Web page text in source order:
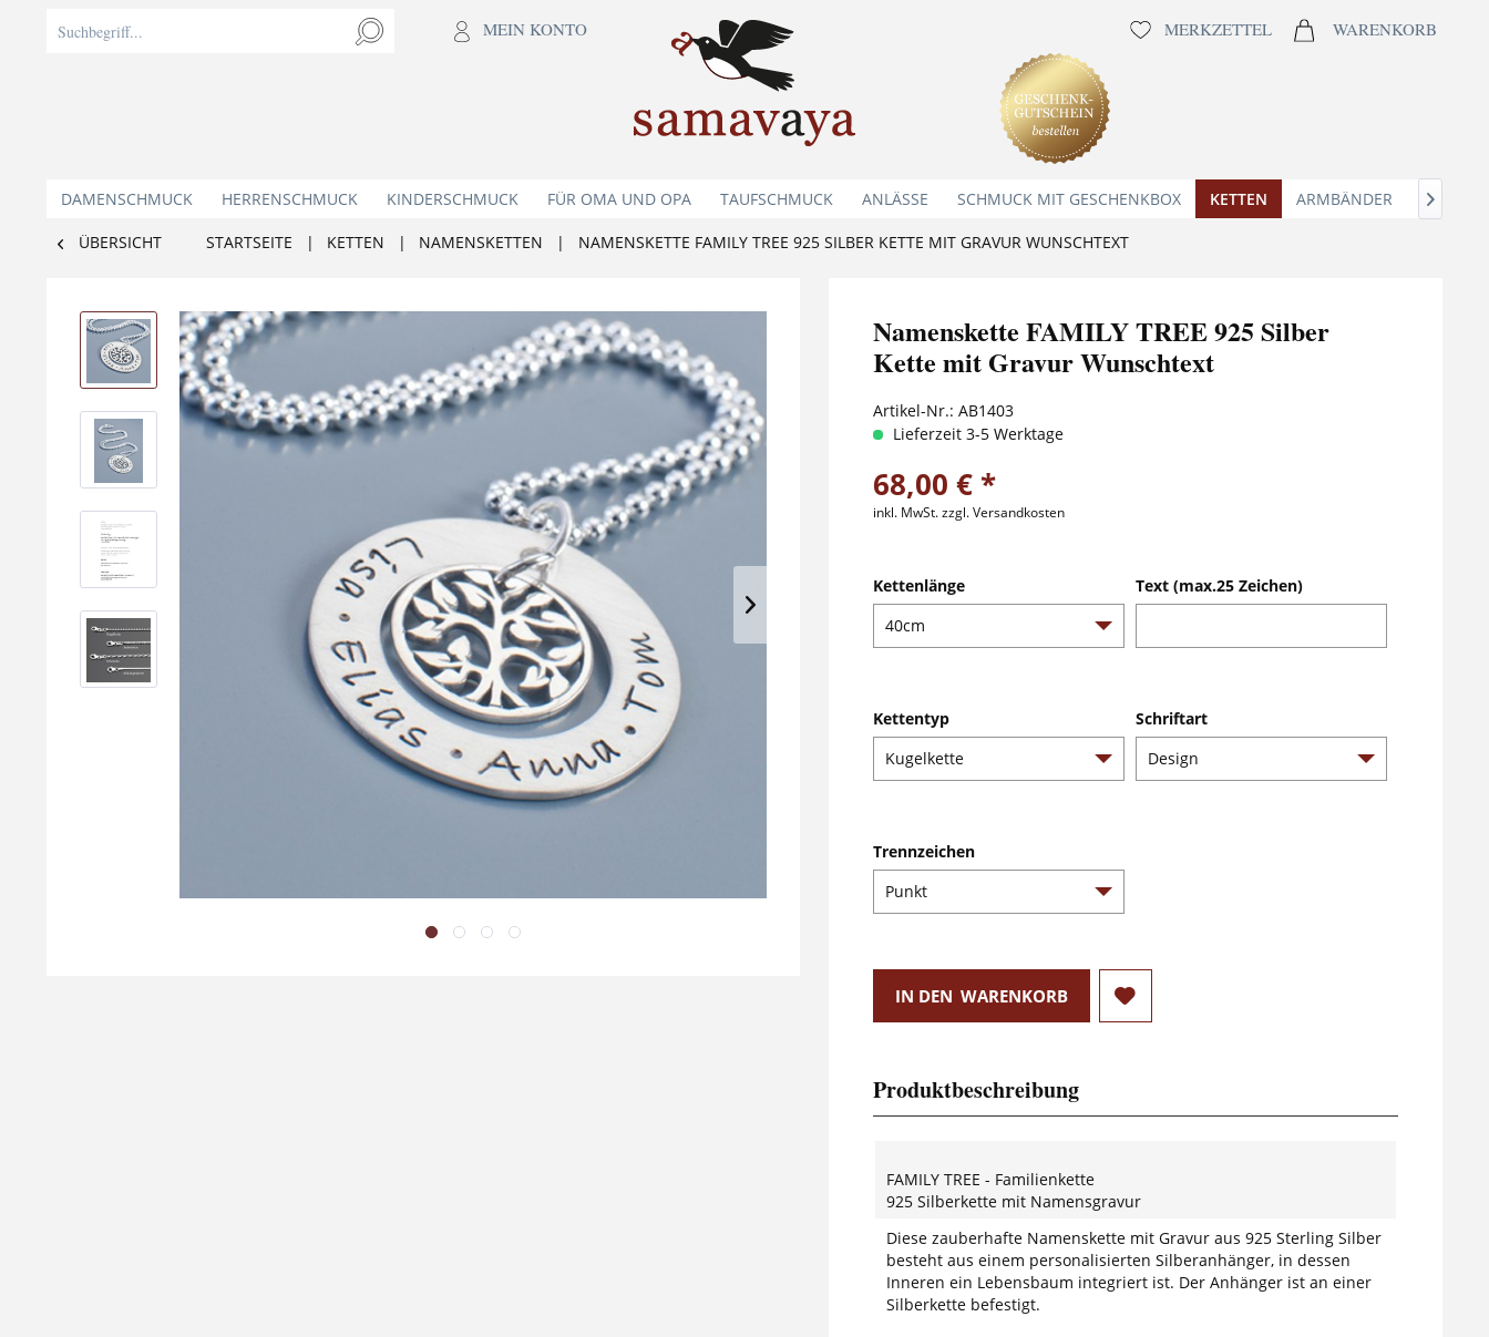
MEIN KONTO MERKZETTEL WARENKORB
DAMENSCHMUCK HERRENSCHMUCK KINDERSCHMUCK FÜR OMA UND OPA TAUFSCHMUCK ANLÄSSE SCHMUCK MIT GESCHENKBOX KETTEN ARMBÄNDER 
ÜBERSICHT STARTSEITE | KETTEN | NAMENSKETTEN | NAMENSKETTE FAMILY TREE 925 SILBER KETTE MIT GRAVUR WUNSCHTEXT
Namenskette FAMILY TREE 925 Silber
Kette mit Gravur Wunschtext
Artikel-Nr.: AB1403
Lieferzeit 3-5 Werktage
68,00 € *
inkl. MwSt.zzgl. Versandkosten
Kettenlänge
Kettentyp
Text (max.25 Zeichen)
Schriftart
Trennzeichen
IN DEN WARENKORB
Produktbeschreibung
FAMILY TREE - Familienkette
925 Silberkette mit Namensgravur
Diese zauberhafte Namenskette mit Gravur aus 925 Sterling Silber
besteht aus einem personalisierten Silberanhänger, in dessen
Inneren ein Lebensbaum integriert ist. Der Anhänger ist an einer
Silberkette befestigt.